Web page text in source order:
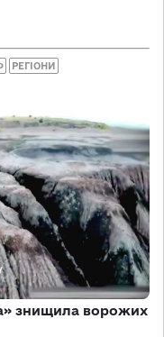
РЕГІОНИ
знищила ворожих